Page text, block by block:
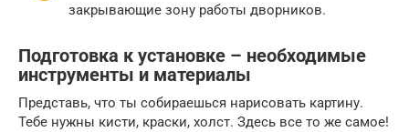
закрывающие зону работы дворников.
Подготовка к установке – необходимые
инструменты и материалы
Представь, что ты собираешься нарисовать картину.
Тебе нужны кисти, краски, холст. Здесь все то же самое!